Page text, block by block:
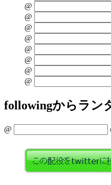
@
@
@
@
@
@
@
@
followingからラン
@